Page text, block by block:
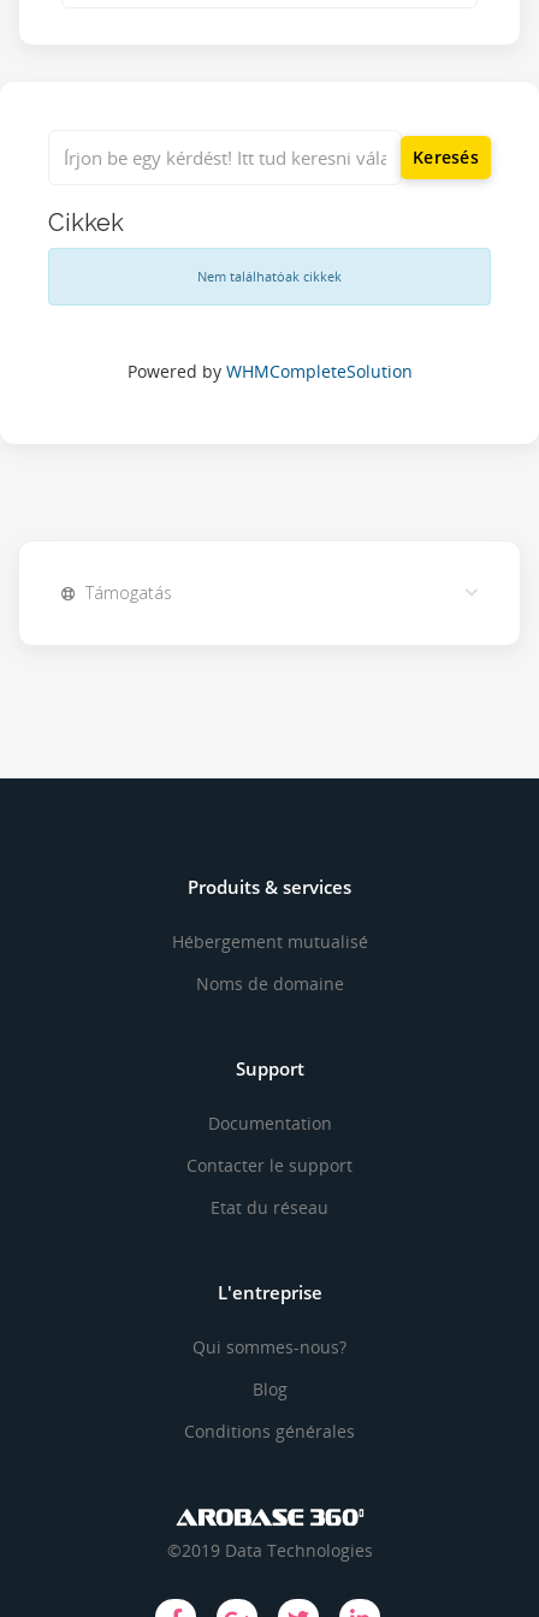
Cikkek
Nem találhatóak cikkek
Powered by WHMCompleteSolution
Támogatás
Produits & services
Hébergement mutualisé
Noms de domaine
Support
Documentation
Contacter le support
Etat du réseau
L'entreprise
Qui sommes-nous?
Blog
Conditions générales
©2019 Data Technologies